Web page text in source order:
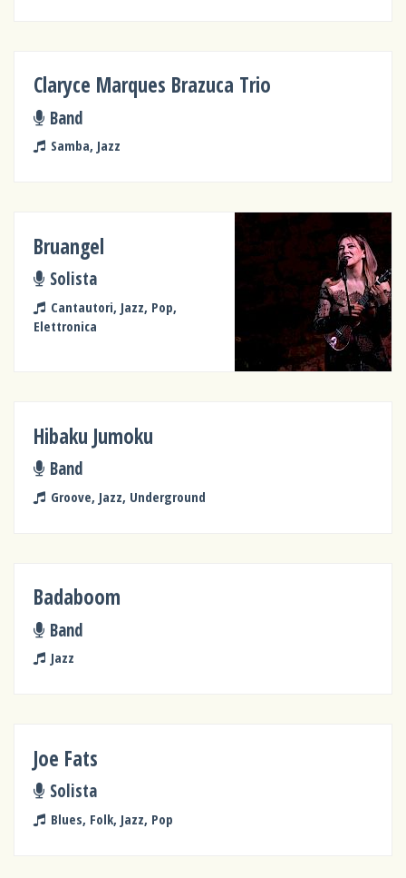
Claryce Marques Brazuca Trio
Band
Samba, Jazz
Bruangel
Solista
Cantautori, Jazz, Pop,
Elettronica
Hibaku Jumoku
Band
Groove, Jazz, Underground
Badaboom
Band
Jazz
Joe Fats
Solista
Blues, Folk, Jazz, Pop